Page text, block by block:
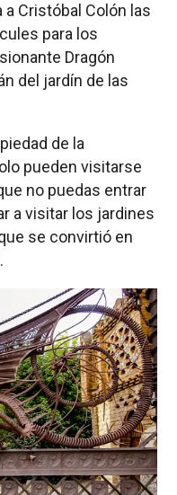
a Cristóbal Colón las
para los
Dragón
del jardín de las
de la
pueden visitarse
no puedas entrar
a visitar los jardines
se convirtió en